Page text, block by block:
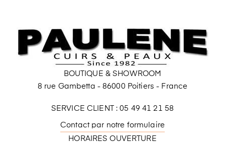
BOUTIQUE & SHOWROOM
8 rue Gambetta - 86000 Poitiers - France
SERVICE CLIENT : 05 49 41 21 58
Contact par notre formulaire
HORAIRES OUVERTURE